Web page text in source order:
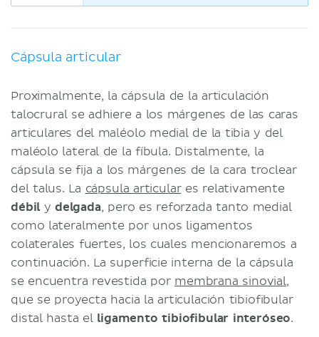
Cápsula articular
Proximalmente, la cápsula de la articulación
talocrural se adhiere a los márgenes de las caras
articulares del maléolo medial de la tibia y del
maléolo lateral de la fíbula. Distalmente, la
cápsula se fija a los márgenes de la cara troclear
del talus. La cápsula articulares relativamente
débil y delgada, pero es reforzada tanto medial
como lateralmente por unos ligamentos
colaterales fuertes, los cuales mencionaremos a
continuación. La superficie interna de la cápsula
se encuentra revestida por membrana sinovial,
que se proyecta hacia la articulación tibiofibular
distal hasta el ligamento tibiofibular interóseo.